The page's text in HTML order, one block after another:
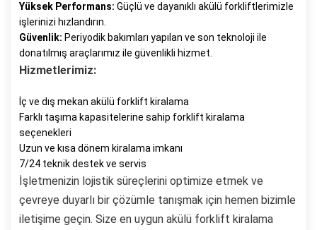
Yüksek Performans: Güçlü ve dayanıklı akülü forkliftlerimizle
işlerinizi hızlandırın.
Güvenlik: Periyodik bakımları yapılan ve son teknoloji ile
donatılmış araçlarımız ile güvenlikli hizmet.
Hizmetlerimiz:
İç ve dış mekan akülü forklift kiralama
Farklı taşıma kapasitelerine sahip forklift kiralama
seçenekleri
Uzun ve kısa dönem kiralama imkanı
7/24 teknik destek ve servis
İşletmenizin lojistik süreçlerini optimize etmek ve
çevreye duyarlı bir çözümle tanışmak için hemen bizimle
iletişime geçin. Size en uygun akülü forklift kiralama